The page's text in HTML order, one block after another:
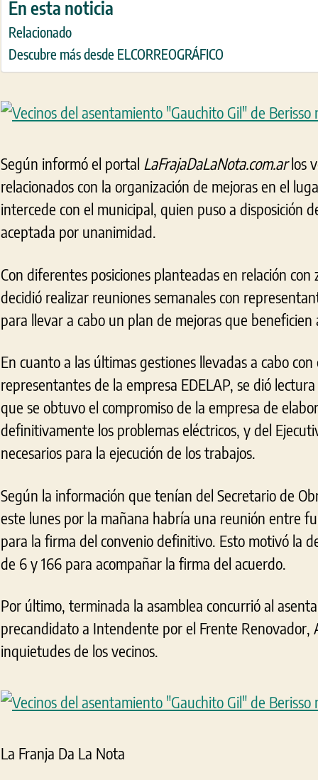
En esta noticia
Relacionado
Descubre más desde ELCORREOGRÁFICO
Según informó el portal LaFrajaDaLaNota.com.arlos
relacionados con la organización de mejoras en el
intercede con el municipal, quien puso a disposición
aceptada por unanimidad.
Con diferentes posiciones planteadas en relación
decidió realizar reuniones semanales con
para llevar a cabo un plan de mejoras que beneficien
En cuanto a las últimas gestiones llevadas a cabo
representantes de la empresa EDELAP, se dió
que se obtuvo el compromiso de la empresa de
definitivamente los problemas eléctricos, y del
necesarios para la ejecución de los trabajos.
Según la información que tenían del Secretario de
este lunes por la mañana habría una reunión entre
para la firma del convenio definitivo. Esto motivó la
de 6 y 166 para acompañar la firma del acuerdo.
Por último, terminada la asamblea concurrió al
precandidato a Intendente por el Frente Renovador,
inquietudes de los vecinos.
La Franja Da La Nota